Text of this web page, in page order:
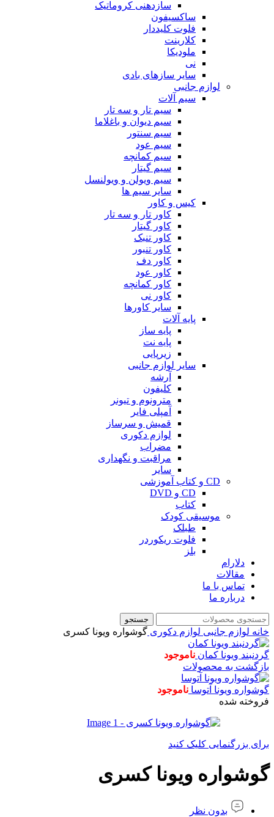
سازدهنی کروماتیک
ساکسیفون
فلوت کلیددار
کلارینت
ملودیکا
نی
سایر سازهای بادی
لوازم جانبی
سیم آلات
سیم تار و سه تار
سیم دیوان و باغلاما
سیم سنتور
سیم عود
سیم کمانچه
سیم گیتار
سیم ویولن و ویولنسل
سایر سیم ها
کیس و کاور
کاور تار و سه تار
کاور گیتار
کاور تنبک
کاور تنبور
کاور دف
کاور عود
کاور کمانچه
کاور نی
سایر کاورها
پایه آلات
پایه ساز
پایه نت
زیرپایی
سایر لوازم جانبی
آرشه
کلیفون
مترونوم و تیونر
آمپلی فایر
قمیش و سرساز
لوازم دکوری
مضراب
مراقبت و نگهداری
سایر
CD و کتاب آموزشی
CD و DVD
کتاب
موسیقی کودک
طبلک
فلوت ریکوردر
بلز
دلارام
مقالات
تماس با ما
درباره ما
جستجو
خانه لوازم جانبی لوازم دکوری گوشواره ویونا کسری
گردنبند ویونا کمان ناموجود
بازگشت به محصولات
گوشواره ویونا آتوسا ناموجود
فروخته شده
برای بزرگنمایی کلیک کنید
گوشواره ویونا کسری
بدون نظر